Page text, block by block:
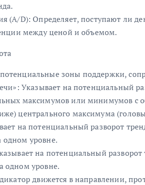
(A/D): Определяет, поступают ли
между ценой и объемом.
зоны поддержки,
Указывает на потенциальный
максимумов или минимумов с
центрального максимума
на потенциальный разворот
одном уровне.
на потенциальный разворот
одном уровне.
движется в направлении,